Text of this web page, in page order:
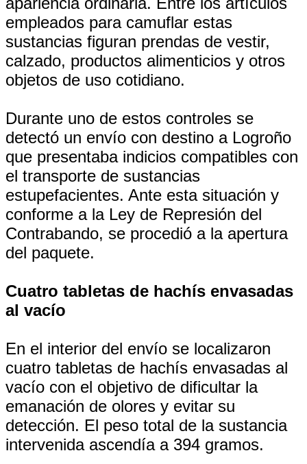
empleados para camuflar estas
sustancias figuran prendas de vestir,
calzado, productos alimenticios y otros
objetos de uso cotidiano.
Durante uno de estos controles se
detectó un envío con destino a Logroño
que presentaba indicios compatibles con
el transporte de sustancias
estupefacientes. Ante esta situación y
conforme a la Ley de Represión del
Contrabando, se procedió a la apertura
del paquete.
Cuatro tabletas de hachís envasadas
al vacío
En el interior del envío se localizaron
cuatro tabletas de hachís envasadas al
vacío con el objetivo de dificultar la
emanación de olores y evitar su
detección. El peso total de la sustancia
intervenida ascendía a 394 gramos.